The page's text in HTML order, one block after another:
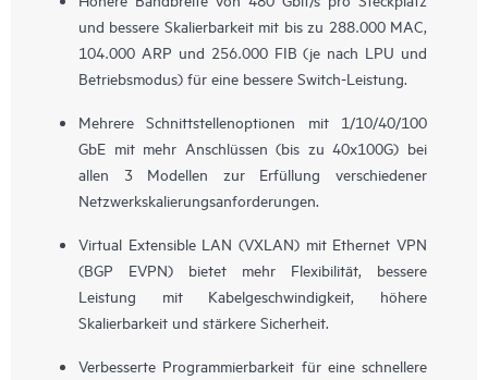
und bessere Skalierbarkeit mit bis zu 288.000 MAC,
104.000 ARP und 256.000 FIB (je nach LPU und
Betriebsmodus) für eine bessere Switch-Leistung.
Mehrere Schnittstellenoptionen mit 1/10/40/100
GbE mit mehr Anschlüssen (bis zu 40x100G) bei
allen 3 Modellen zur Erfüllung verschiedener
Netzwerkskalierungsanforderungen.
Virtual Extensible LAN (VXLAN) mit Ethernet VPN
(BGP EVPN) bietet mehr Flexibilität, bessere
Leistung mit Kabelgeschwindigkeit, höhere
Skalierbarkeit und stärkere Sicherheit.
Verbesserte Programmierbarkeit für eine schnellere